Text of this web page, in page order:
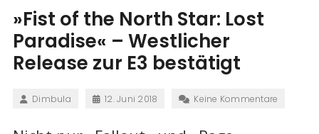
»Fist of the North Star: Lost
Paradise« – Westlicher
Release zur E3 bestätigt
Dimbula 12. Juni 2018 Keine Kommentare